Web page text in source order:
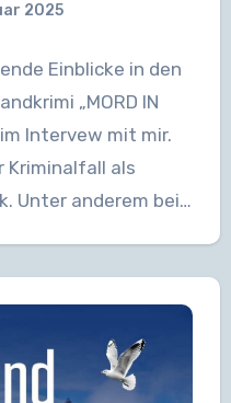
2025
Einblicke in den
„MORD IN
im Intervew mit mir.
Kriminalfall als
Unter anderem bei: